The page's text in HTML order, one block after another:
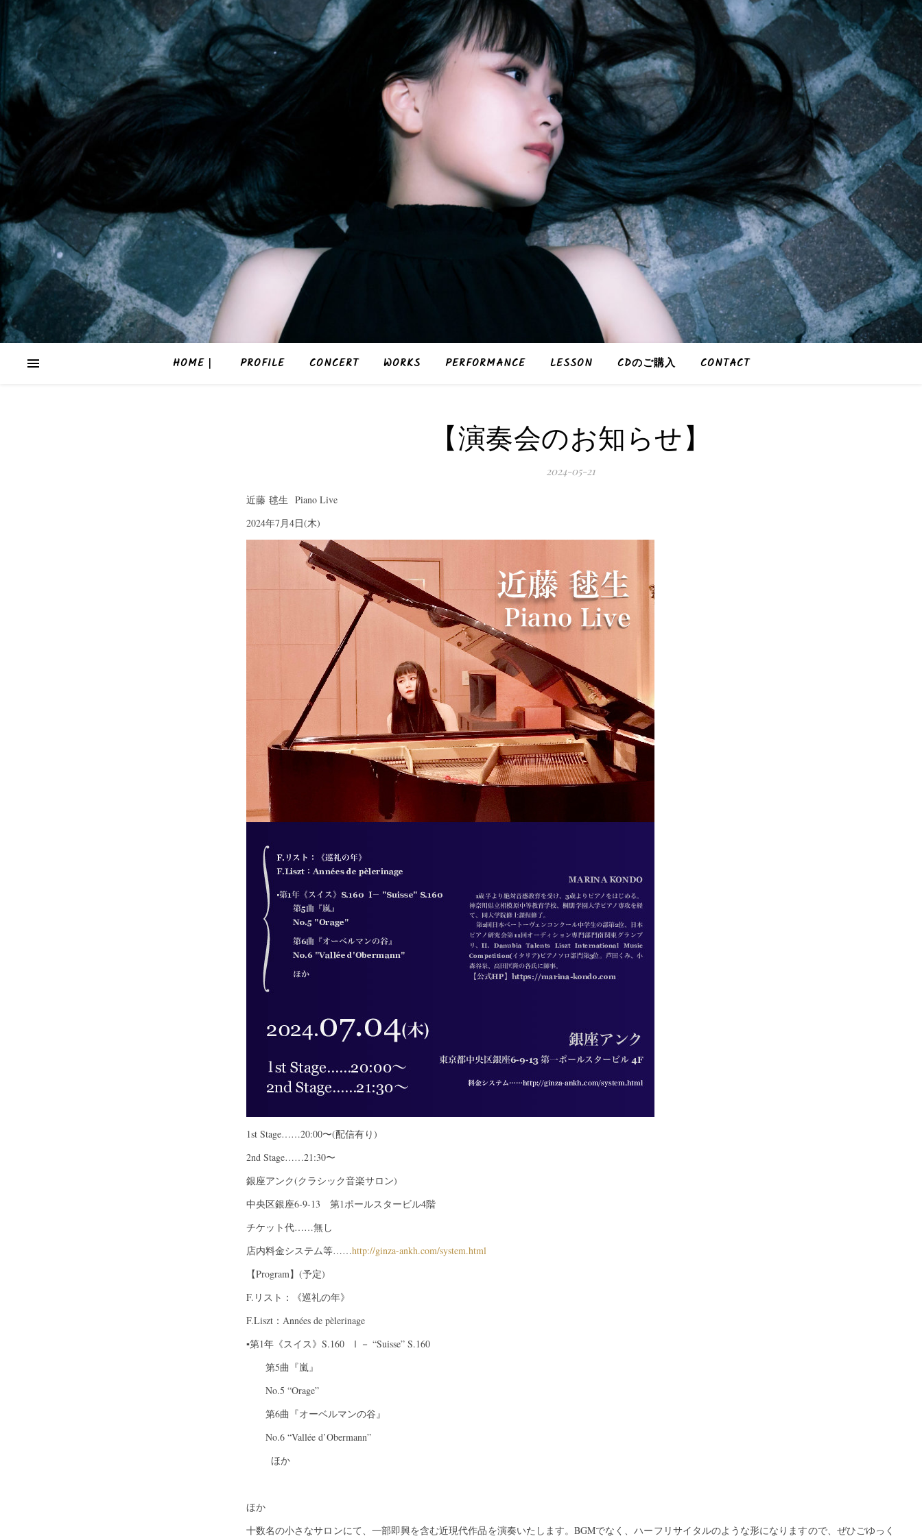
HOME｜ PROFILE CONCERT WORKS PERFORMANCE LESSON CDのご購入 CONTACT
【演奏会のお知らせ】
2024-05-21
近藤 毬生 Piano Live
2024年7月4日(木)
1st Stage……20:00〜(配信有り)
2nd Stage……21:30〜
銀座アンク(クラシック音楽サロン)
中央区銀座6-9-13 第1ポールスタービル4階
チケット代……無し
店内料金システム等……http://ginza-ankh.com/system.html
【Program】(予定)
F.リスト：《巡礼の年》
F.Liszt：Années de pèlerinage
▪︎第1年《スイス》S.160 Ⅰ－ “Suisse” S.160
第5曲『嵐』
No.5 “Orage”
第6曲『オーベルマンの谷』
No.6 “Vallée d’Obermann”
ほか
ほか
十数名の小さなサロンにて、一部即興を含む近現代作品を演奏いたします。BGMでなく、ハーフリサイタルのような形になりますので、ぜひごゆっく